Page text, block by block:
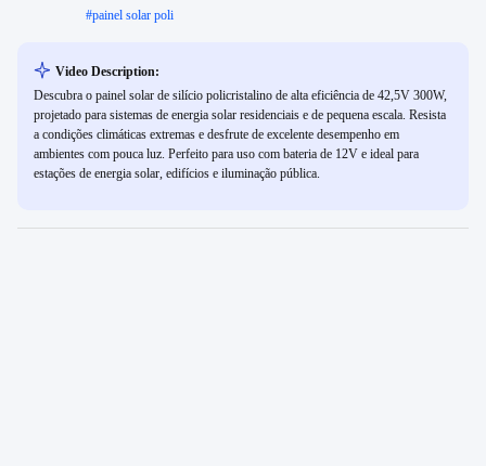
#painel solar poli
Video Description:
Descubra o painel solar de silício policristalino de alta eficiência de 42,5V 300W,
projetado para sistemas de energia solar residenciais e de pequena escala. Resista
a condições climáticas extremas e desfrute de excelente desempenho em
ambientes com pouca luz. Perfeito para uso com bateria de 12V e ideal para
estações de energia solar, edifícios e iluminação pública.